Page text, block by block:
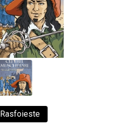
Rasfoieste